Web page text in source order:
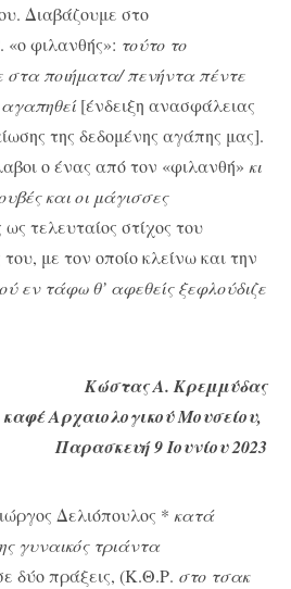
Διαβάζουμε στο
«ο φιλανθής»: τούτο το
στα ποιήματα/ πενήντα πέντε
αγαπηθεί[ένδειξη ανασφάλειας
της δεδομένης αγάπης μας].
ο ένας από τον «φιλανθή» κι
και οι μάγισσες
τελευταίος στίχος του
με τον οποίο κλείνω και την
εν τάφω θ’ αφεθείς ξεφλούδιζε
Κώστας Α. Κρεμμύδας
καφέ Αρχαιολογικού Μουσείου,
Παρασκευή 9 Ιουνίου 2023
Δελιόπουλος * κατά
γυναικός τριάντα
δύο πράξεις, (Κ.Θ.Ρ. στο τσακ